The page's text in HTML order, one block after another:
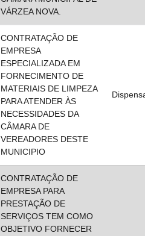
VÁRZEA NOVA.
CONTRATAÇÃO DE
EMPRESA
ESPECIALIZADA EM
FORNECIMENTO DE
MATERIAIS DE LIMPEZA
PARA ATENDER ÀS
NECESSIDADES DA
CÂMARA DE
VEREADORES DESTE
MUNICIPIO
CONTRATAÇÃO DE
EMPRESA PARA
PRESTAÇÃO DE
SERVIÇOS TEM COMO
OBJETIVO FORNECER